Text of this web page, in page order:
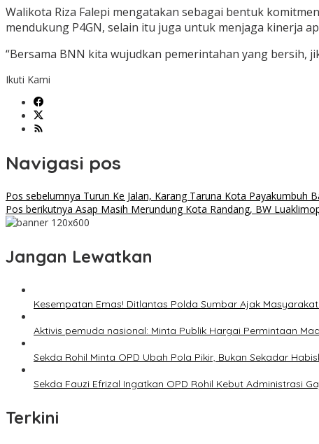
Walikota Riza Falepi mengatakan sebagai bentuk
mendukung P4GN, selain itu juga untuk menjaga kinerja
“Bersama BNN kita wujudkan pemerintahan yang bersih,
Ikuti Kami
Navigasi pos
Pos sebelumnya Turun Ke Jalan, Karang Taruna Kota Payakumbuh
Pos berikutnya Asap Masih Merundung Kota Randang, BW
Jangan Lewatkan
Kesempatan Emas! Ditlantas Polda Sumbar Ajak
Aktivis pemuda nasional: Minta Publik Hargai Permintaan
Sekda Rohil Minta OPD Ubah Pola Pikir, Bukan Sekadar
Sekda Fauzi Efrizal Ingatkan OPD Rohil Kebut Administrasi
Terkini